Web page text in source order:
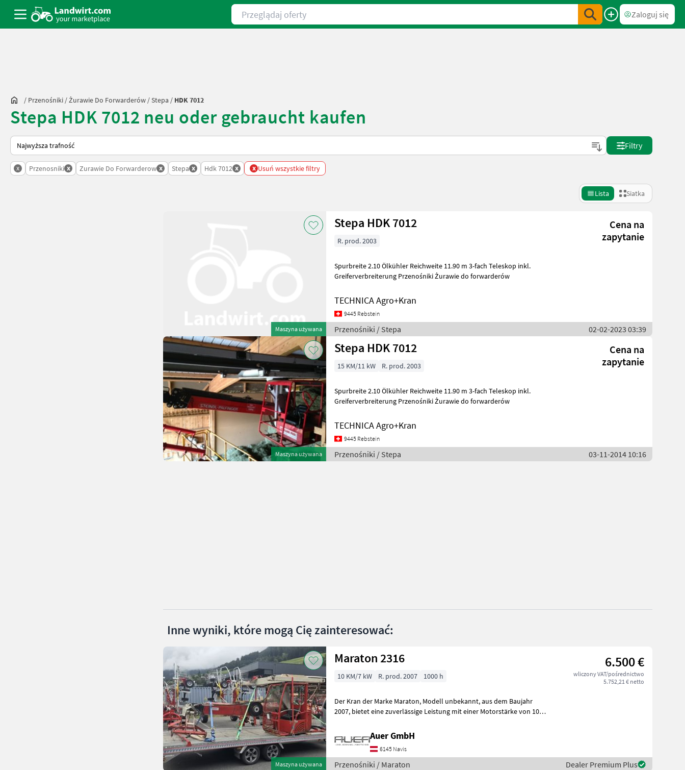
Przeglądaj oferty
Zaloguj się
/ Przenośniki /Żurawie Do Forwarderów /Stepa / HDK 7012
Stepa HDK 7012 neu oder gebraucht kaufen
Tak sortuje się na Landwirt.com
Filtry
x Przenosniki x Zurawie Do Forwarderow x Stepa x Hdk 7012 x x Usuń wszystkie filtry
Lista Siatka
Maszyna używana
Stepa HDK 7012
Cena na
zapytanie
R. prod. 2003
Spurbreite 2.10 Ölkühler Reichweite 11.90 m 3-fach Teleskop inkl.
Greiferverbreiterung Przenośniki Żurawie do forwarderów
TECHNICA Agro+Kran
9445 Rebstein
Przenośniki / Stepa 02-02-2023 03:39
Maszyna używana
Stepa HDK 7012
Cena na
zapytanie
15 KM/11 kW R. prod. 2003
Spurbreite 2.10 Ölkühler Reichweite 11.90 m 3-fach Teleskop inkl.
Greiferverbreiterung Przenośniki Żurawie do forwarderów
TECHNICA Agro+Kran
9445 Rebstein
Przenośniki / Stepa 03-11-2014 10:16
Inne wyniki, które mogą Cię zainteresować:
Maszyna używana
Maraton 2316 6.500 €
wliczony VAT/pośrednictwo
5.752,21 € netto
10 KM/7 kW R. prod. 2007 1000 h
Der Kran der Marke Maraton, Modell unbekannt, aus dem Baujahr
2007, bietet eine zuverlässige Leistung mit einer Motorstärke von 10
Auer GmbH
6145 Navis
Przenośniki / Maraton Dealer Premium Plus